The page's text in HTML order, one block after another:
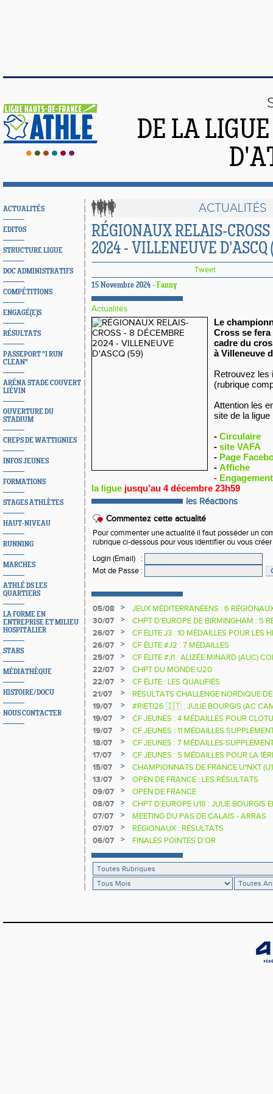
DE LA
ACTUALITÉS
EDITOS
STRUCTURE LIGUE
DOC ADMINISTRATIFS
COMPÉTITIONS
ENGAGÉ(E)S
RÉSULTATS
PASSEPORT "I RUN
CLEAN"
ARÉNA STADE COUVERT
LIÉVIN
OUVERTURE DU
STADIUM
CREPS DE WATTIGNIES
INFOS JEUNES
FORMATIONS
STAGES ATHLÈTES
HAUT-NIVEAU
RUNNING
MARCHES
ATHLÉ DS LES
QUARTIERS
LA FORME EN
ENTREPRISE ET MILIEU
HOSPITALIER
STARS
MÉDIATHÈQUE
HISTOIRE/DOCU
NOUS CONTACTER
ACTUALITÉS
RÉGIONAUX RELAIS-
2024 - VILLENEUVE D'ASCQ
Tweet
15 Novembre 2024 - Fanny
Actualités
Le
Cross se fera
cadre du
àVilleneuve
Retrouvez les
(rubrique
Attention les
site de la
- Circulaire
- site VAFA
- Page
- Affiche
-
la ligue jusqu’au 4 décembre 23h59
les Réactions
Commentez cette actualité
Pour commenter une actualité il faut posséder un
rubrique ci-dessous pour vous identifier ou vous
Login (Email)
:
Mot de Passe :
05/08 >
JEUX MÉDITERRANÉENS : 6
30/07
>
CHPT D'EUROPE DE BIRMINGHAM : 5
26/07
>
CF ÉLITE J3 : 10 MÉDAILLES POUR LES
26/07
>
CF ÉLITE #J2 : 7 MÉDAILLES
25/07
>
CF ÉLITE #J1 : ALIZÉE MINARD (AUC)
NATIONALE
22/07 >
CHPT DU MONDE U20
22/07
>
CF ÉLITE : LES QUALIFIÉS
21/07
>
RÉSULTATS CHALLENGE NORDIQUE
2025 2026
19/07 >
#RIETI26 🇮🇹 : JULIE BOURGIS (AC
D'EUROPE U18 DE LA PERCHE
19/07 >
CF JEUNES : 4 MÉDAILLES POUR
19/07
>
CF JEUNES : 11 MÉDAILLES
18/07
>
CF JEUNES : 7 MÉDAILLES
17/07
>
CF JEUNES : 5 MÉDAILLES POUR LA
15/07
>
CHAMPIONNATS DE FRANCE U*NXT
13/07
>
OPEN DE FRANCE : LES RÉSULTATS
09/07
>
OPEN DE FRANCE
08/07
>
CHPT D'EUROPE U18 : JULIE BOURGIS
07/07
>
MEETING DU PAS DE CALAIS - ARRAS
07/07
>
RÉGIONAUX : RÉSULTATS
06/07
> FINALES POINTES D'OR